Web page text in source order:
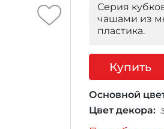
Серия
чашами из
пластика.
Купить
Основной
Цвет декора: